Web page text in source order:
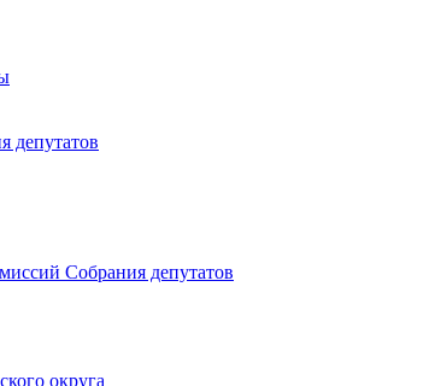
депутатов
Собрания депутатов
округа